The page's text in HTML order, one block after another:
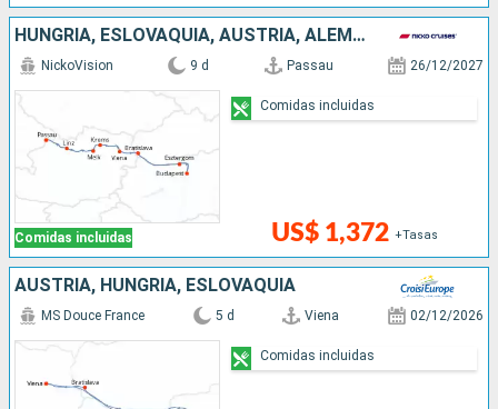
HUNGRÍA, ESLOVAQUIA, AUSTRIA, ALEMANIA
Comidas incluidas
NickoVision 9 d Passau 26/12/2027
US$ 1,372 +Tasas
Comidas incluidas
AUSTRIA, HUNGRÍA, ESLOVAQUIA
MS Douce France 5 d Viena 02/12/2026
Comidas incluidas